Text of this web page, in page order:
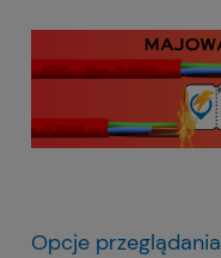
Opcje przeglądania